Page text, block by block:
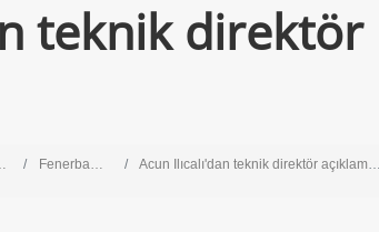
teknik direktör
Fenerbahçe Acun Ilıcalı'dan teknik direktör açıklaması!